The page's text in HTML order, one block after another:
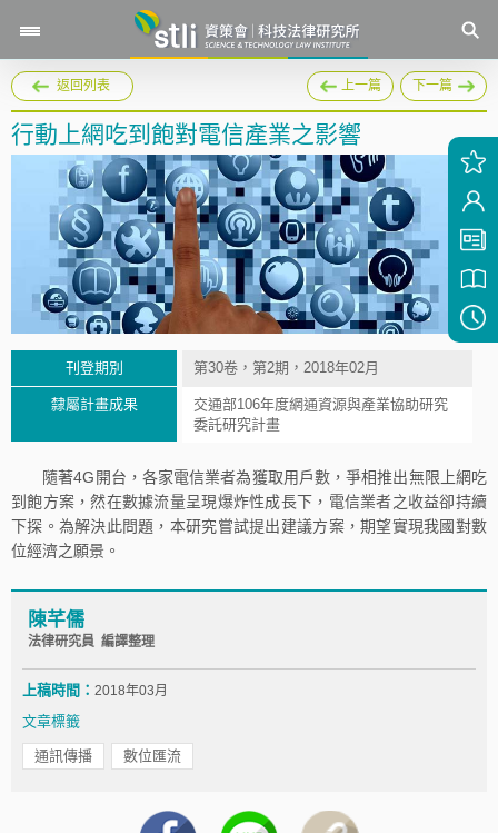
返回列表 上一篇 下一篇
行動上網吃到飽對電信產業之影響
刊登期別 第30卷，第2期，2018年02月
隸屬計畫成果
交通部106年度網通資源與產業協助研究
委託研究計畫
隨著4G開台，各家電信業者為獲取用戶數，爭相推出無限上網吃
到飽方案，然在數據流量呈現爆炸性成長下，電信業者之收益卻持續
下探。為解決此問題，本研究嘗試提出建議方案，期望實現我國對數
位經濟之願景。
陳芊儒
法律研究員 編譯整理
上稿時間： 2018年03月
文章標籤
通訊傳播 數位匯流